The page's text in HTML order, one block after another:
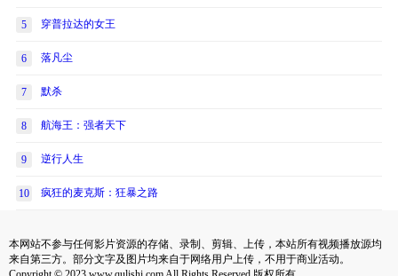
5 穿普拉达的女王
6 落凡尘
7 默杀
8 航海王：强者天下
9 逆行人生
10 疯狂的麦克斯：狂暴之路
本网站不参与任何影片资源的存储、录制、剪辑、上传，本站所有视频播放源均
来自第三方。部分文字及图片均来自于网络用户上传，不用于商业活动。